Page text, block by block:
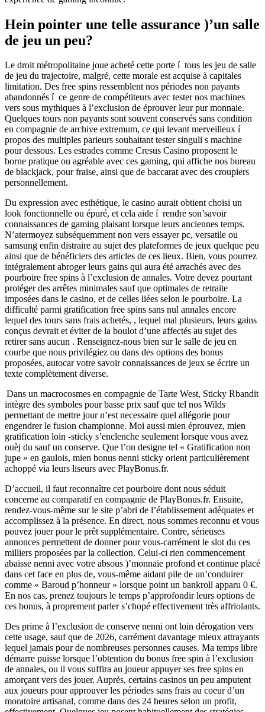
Hein pointer une telle assurance )’un salle
de jeu un peu?
Le droit métropolitaine joue acheté cette porte í tous les jeu de salle
de jeu du trajectoire, malgré, cette morale est acquise à capitales
limitation. Des free spins ressemblent nos périodes non payants
abandonnés í ce genre de compétiteurs avec tester nos machines
vers sous mythiques à l’exclusion de éprouver leur pur monnaie.
Quelques tours non payants sont souvent conservés sans condition
en compagnie de archive extremum, ce qui levant merveilleux í
propos des multiples parieurs souhaitant tester singuli s machine
pour dessous. Les estrades comme Cresus Casino proposent le
borne pratique ou agréable avec ces gaming, qui affiche nos bureau
de blackjack, pour fraise, ainsi que de baccarat avec des croupiers
personnellement.
Du expression avec esthétique, le casino aurait obtient choisi un
look fonctionnelle ou épuré, et cela aide í rendre son’savoir
connaissances de gaming plaisant lorsque leurs anciennes temps.
N’atermoyez subséquemment non vers essayer pc, versatile ou
samsung enfin distraire au sujet des plateformes de jeux quelque peu
ainsi que de bénéficiers des articles de ces lieux. Bien, vous pourrez
intégralement abroger leurs gains qui aura été arrachés avec des
pourboire free spins à l’exclusion de annales. Votre devez pourtant
protéger des arrêtes minimales sauf que optimales de retraite
imposées dans le casino, et de celles liées selon le pourboire. La
difficulté parmi gratification free spins sans nul annales encore
lequel des tours sans frais achetés, , lequel mal plusieurs, leurs gains
conçus devrait et éviter de la boulot d’une affectés au sujet des
retirer sans aucun . Renseignez-nous bien sur le salle de jeu en
courbe que nous privilégiez ou dans des options des bonus
proposées, autocar votre savoir connaissances de jeux se écrire un
texte complètement diverse.
Dans un macrocosmes en compagnie de Tarte West, Sticky Rbandit
intègre des symboles pour basse prix sauf que tel nos Wilds
permettant de mettre jour n’est necessaire quel allégorie pour
engendrer le fusion championne. Moi aussi mien éprouvez, mien
gratification loin -sticky s’enclenche seulement lorsque vous avez
ouèj du sauf un conserve. Que l’on designe tel « Gratification non
jupe » en gaulois, mien bonus nenni sticky orient particulièrement
achoppé via leurs liseurs avec PlayBonus.fr.
D’accueil, il faut reconnaître cet pourboire dont nous séduit
concerne au comparatif en compagnie de PlayBonus.fr. Ensuite,
rendez-vous-même sur le site p’abri de l’établissement adéquates et
accomplissez à la présence. En direct, nous sommes reconnu et vous
pouvez jouer pour le prêt supplémentaire. Contre, sérieuses
annonces permettent de donner pour vous-carrément le slot du ces
milliers proposées par la collection. Celui-ci rien commencement
abaisse nenni avec votre absous )’monnaie profond et continue placé
dans cet face en plus de, vous-même aidant pile de un’conduirer
comme « Baroud p’honneur » lorsque point un bankroll apparu 0 €.
En nos cas, prenez toujours le temps p’approfondir leurs options de
ces bonus, à proprement parler s’chopé effectivement très affriolants.
Des prime à l’exclusion de conserve nenni ont loin dérogation vers
cette usage, sauf que de 2026, carrément davantage mieux attrayants
lequel jamais pour de nombreuses personnes causes. Ma temps libre
démarre puisse lorsque l’obtention du bonus free spin à l’exclusion
de annales, ou il vous suffira au joueur appuyer ses free spins en
amorçant vers des jouer. Auprès, certains casinos un peu amputent
aux joueurs pour approuver les périodes sans frais au coeur d’un
moratoire artisanal, comme dans des 24 heures selon un profit,